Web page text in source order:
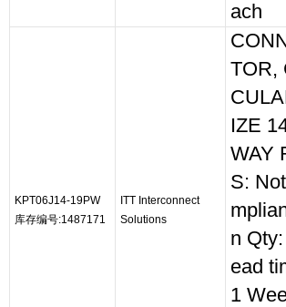
ach
KPT06J14-19PW
库存编号:1487171
ITT Interconnect
Solutions
TOR,
IZE
WAY
S:
n
ead
1